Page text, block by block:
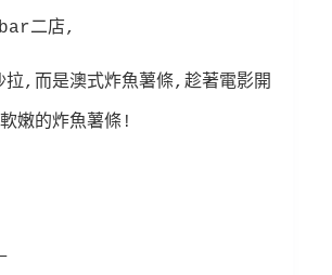
二店,
拉,而是澳式炸魚薯條,趁著電影開
嫩的炸魚薯條!